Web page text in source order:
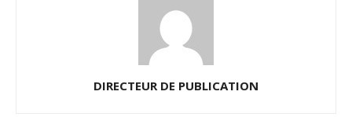
DIRECTEUR DE PUBLICATION